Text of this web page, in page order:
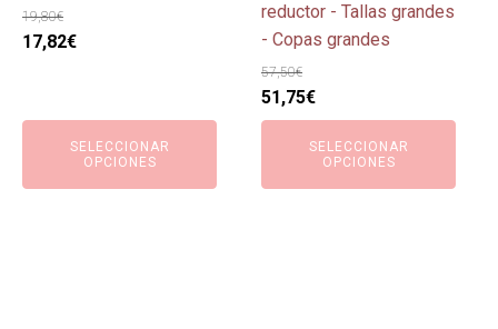
19,80€
El
era:
19,80€.
17,82€El
es:
17,82€.
SELECCIONAR
OPCIONES
la
página
reductor - Tallas grandes
- Copas grandes
57,50€
El
precio
original
51,75€El
precio
actual
SELECCIONAR
OPCIONES
la
página
de
producto